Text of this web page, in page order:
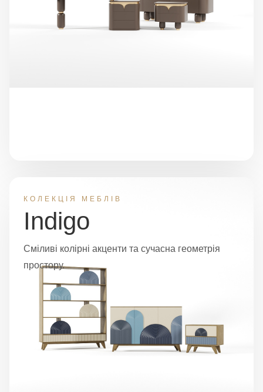
КОЛЕКЦІЯ МЕБЛІВ
Indigo
Сміливі колірні акценти та сучасна геометрія
простору.